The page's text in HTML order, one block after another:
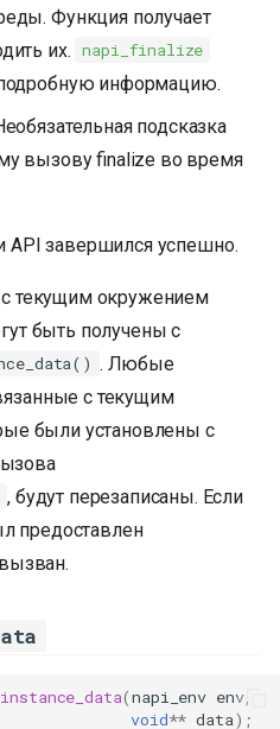
Функция получает
их. napi_finalize
информацию.
подсказка
вызову finalize во время
API завершился успешно.
с текущим окружением
быть получены с
. Любые
с текущим
были установлены с
, будут перезаписаны. Если
предоставлен
(napi_env env,
void** data);